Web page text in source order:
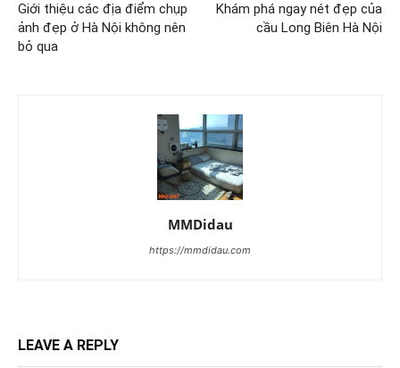
Giới thiệu các địa điểm chụp
ảnh đẹp ở Hà Nội không nên
bỏ qua
Khám phá ngay nét đẹp của
cầu Long Biên Hà Nội
MMDidau
https://mmdidau.com
LEAVE A REPLY